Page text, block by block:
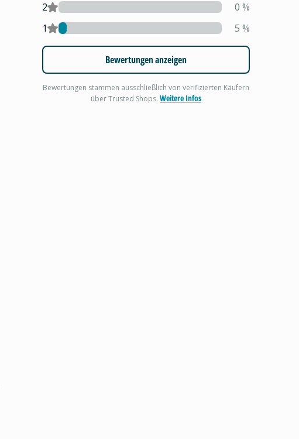
2
0 %
1
5 %
Bewertungen anzeigen
Bewertungen stammen ausschließlich von verifizierten Käufern
über Trusted Shops.Weitere Infos